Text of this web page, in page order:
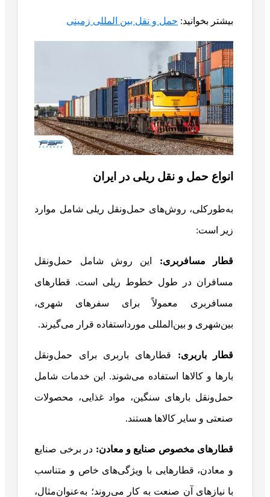
بیشتر بخوانید: حمل و نقل بین المللی زمینی
انواع حمل‌ و نقل ریلی در ایران
به‌طورکلی، روش‌های حمل‌ونقل ریلی شامل موارد
زیر است:
قطار مسافربری: این روش شامل حمل‌ونقل
مسافران در طول خطوط ریلی است. قطارهای
مسافربری معمولاً برای سفرهای شهری،
بین‌شهری و بین‌المللی مورداستفاده قرار می‌گیرند.
قطار باربری: قطارهای باربری برای حمل‌ونقل
بارها و کالاها استفاده می‌شوند. این خدمات شامل
حمل‌ونقل بارهای سنگین، مواد غذایی، محصولات
صنعتی و سایر کالاها هستند.
قطارهای مخصوص صنایع و معادن: در برخی صنایع
و معادن، قطارهایی با ویژگی‌های خاص و متناسب
با نیازهای آن صنعت به کار می‌روند؛ به‌عنوان‌مثال،